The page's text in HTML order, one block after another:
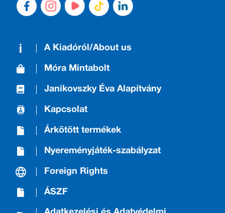
A Kiadóról/About us
Móra Mintabolt
Janikovszky Éva Alapítvány
Kapcsolat
Árkötött termékek
Nyereményjáték-szabályzat
Foreign Rights
ÁSZF